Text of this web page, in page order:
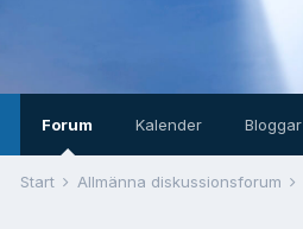
Forum Kalender Bloggar
Start Allmänna diskussionsforum